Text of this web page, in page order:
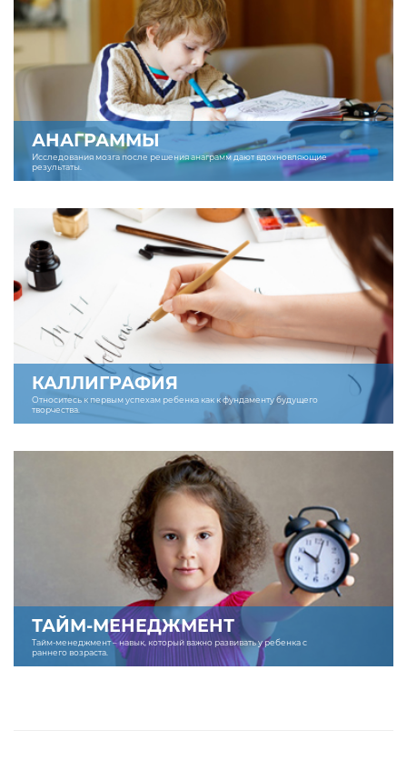
АНАГРАММЫ
Исследования мозга после решения анаграмм дают вдохновляющие
результаты.
КАЛЛИГРАФИЯ
Относитесь к первым успехам ребенка как к фундаменту будущего
творчества.
ТАЙМ-МЕНЕДЖМЕНТ
Тайм-менеджмент – навык, который важно развивать у ребенка с
раннего возраста.